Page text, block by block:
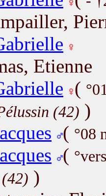
Etienne
(
(42) )
( °08
(
)